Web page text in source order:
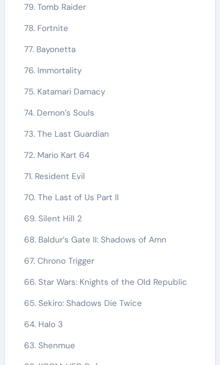
79. Tomb Raider
78. Fortnite
77. Bayonetta
76. Immortality
75. Katamari Damacy
74. Demon’s Souls
73. The Last Guardian
72. Mario Kart 64
71. Resident Evil
70. The Last of Us Part II
69. Silent Hill 2
68. Baldur’s Gate II: Shadows of Amn
67. Chrono Trigger
66. Star Wars: Knights of the Old Republic
65. Sekiro: Shadows Die Twice
64. Halo 3
63. Shenmue